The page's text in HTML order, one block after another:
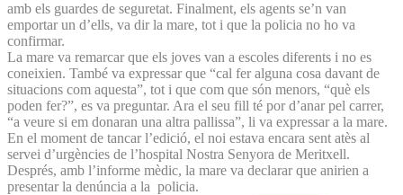
amb els guardes de seguretat. Finalment, els agents se’n van
emportar un d’ells, va dir la mare, tot i que la policia no ho va
confirmar.
La mare va remarcar que els joves van a escoles diferents i no es
coneixien. També va expressar que “cal fer alguna cosa davant de
situacions com aquesta”, tot i que com que són menors, “què els
poden fer?”, es va preguntar. Ara el seu fill té por d’anar pel carrer,
“a veure si em donaran una altra pallissa”, li va expressar a la mare.
En el moment de tancar l’edició, el noi estava encara sent atès al
servei d’urgències de l’hospital Nostra Senyora de Meritxell.
Després, amb l’informe mèdic, la mare va declarar que anirien a
presentar la denúncia a la policia.